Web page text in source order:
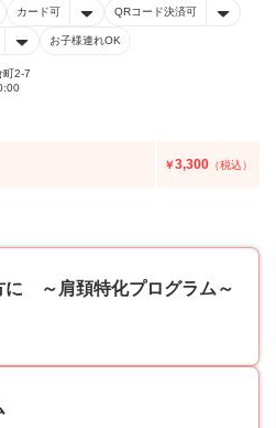
カード可 QRコード決済可
お子様連れOK
町2-7
￥3,300 （税込）
に ～肩頚特化プログラム～